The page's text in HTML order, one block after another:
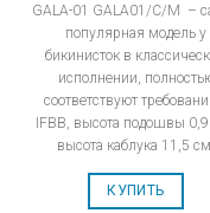
GALA-01 GALA01/C/M –
популярная модель у
бикинисток в
исполнении,
соответствуют
IFBB, высота подошвы
высота каблука 11,5
КУПИТЬ